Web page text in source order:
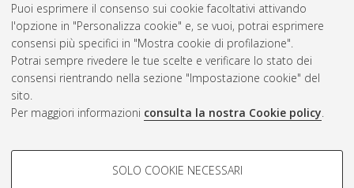
Puoi esprimere il consenso sui cookie facoltativi attivando
l'opzione in "Personalizza cookie" e, se vuoi, potrai esprimere
consensi più specifici in "Mostra cookie di profilazione".
Potrai sempre rivedere le tue scelte e verificare lo stato dei
consensi rientrando nella sezione "Impostazione cookie" del
sito.
Per maggiori informazioni consulta la nostra Cookie policy.
COOKIE DI PROFILAZIONE -
SOLO COOKIE NECESSARI
Atom
Rss
2.0
AMS Acta
ISSN: 2038-7954
re3data.org -
doi.org/10.17616/R3P19R
Servizio implementato e
Impostazioni Cookie